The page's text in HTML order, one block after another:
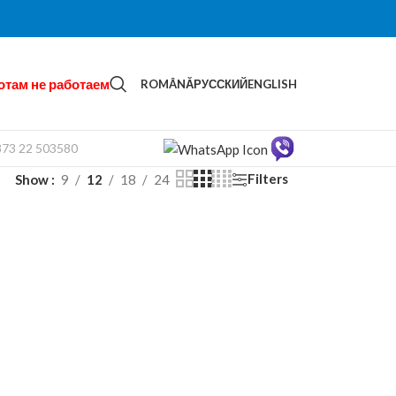
не работаем ROMÂNĂРУССКИЙENGLISH
22 503580
Show 9 12 18 24 Filters